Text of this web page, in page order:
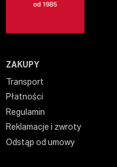
ZAKUPY
Transport
Płatności
Regulamin
Reklamacje i zwroty
Odstąp od umowy